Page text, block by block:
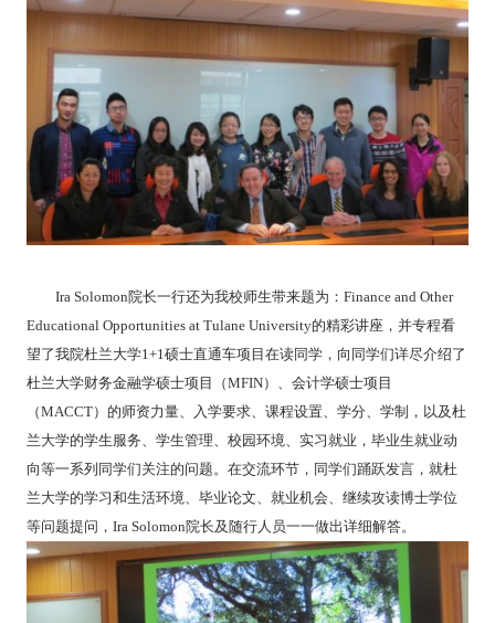
Ira Solomon院长一行还为我校师生带来题为： Finance and Other
Educational Opportunities at Tulane University的精彩讲座，并专程看
望了我院杜兰大学1+1硕士直通车项目在读同学，向同学们详尽介绍了
杜兰大学财务金融学硕士项目（MFIN）、会计学硕士项目
（MACCT）的师资力量、入学要求、课程设置、学分、学制，以及杜
兰大学的学生服务、学生管理、校园环境、实习就业，毕业生就业动
向等一系列同学们关注的问题。在交流环节，同学们踊跃发言，就杜
兰大学的学习和生活环境、毕业论文、就业机会、继续攻读博士学位
等问题提问， Ira Solomon院长及随行人员一一做出详细解答。